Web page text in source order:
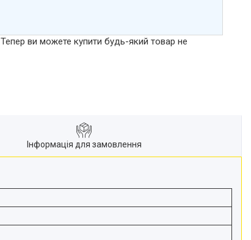
Тепер ви можете купити будь-який товар не
Інформація для замовлення